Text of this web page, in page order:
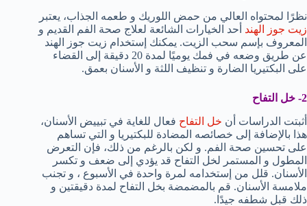
نظرًا لمحتواه العالي من حمض اللوريك و طعمه الجذاب، يعتبر
زيت جوز الهند أحد الخيارات الشائعة لعلاج صحة الفم القديم و
المعروف بإسم سحب الزيت. يمكنك إستخدام زيت جوز الهند
عن طريق وضعه في فمك يوميًا لمدة 20 دقيقة إلى القضاء
على البكتيريا الضارة و تنظيف اللثة و الأسنان بعمق.
2- خل التفاح
أثبتت الدراسات أن خل التفاح فعال للغاية في تبييض الأسنان،
هذا بالإضافة إلى خصائصه المضادة للبكتيريا و التي تساهم
على تحسين صحة الفم. و لكن بالرغم من ذلك، فإن التعرض
المطول و المستمر لخل التفاح قد يؤدي إلى ضعف و تكسر
الأسنان. قلل من إستخدامه لمرة واحدة في الأسبوع ، و تجنب
ملامسة الأسنان. قم بالمضمضة بخل التفاح لمدة دقيقتين و
ذلك قبل شطفه جيدًا.